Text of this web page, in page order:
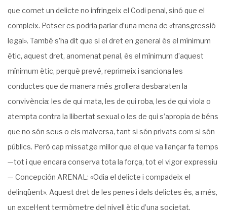
que comet un delicte no infringeix el Codi penal, sinó que el
compleix. Potser es podria parlar d’una mena de «transgressió
legal». També s’ha dit que si el dret en general és el mínimum
ètic, aquest dret, anomenat penal, és el mínimum d’aquest
mínimum ètic, perquè prevé, reprimeix i sanciona les
conductes que de manera més grollera desbara­ten la
convivència: les de qui mata, les de qui roba, les de qui viola o
atempta contra la llibertat sexual o les de qui s’apropia de béns
que no són seus o els malversa, tant si són privats com si són
públics. Però cap missatge millor que el que va llançar fa temps
—tot i que encara conserva tota la força, tot el vigor expressiu
— Concepción ARENAL: «Odia el delicte i compadeix el
delinqüent». Aquest dret de les penes i dels delictes és, a més,
un excel·lent termòmetre del nivell ètic d’una societat.